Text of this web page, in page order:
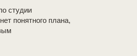
студии
понятного плана,